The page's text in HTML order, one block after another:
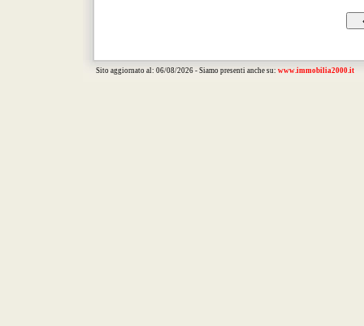
Sito aggiornato al: 06/08/2026 - Siamo presenti anche su: www.immobilia2000.it